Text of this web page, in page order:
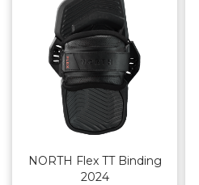
NORTH Flex TT Binding
2024